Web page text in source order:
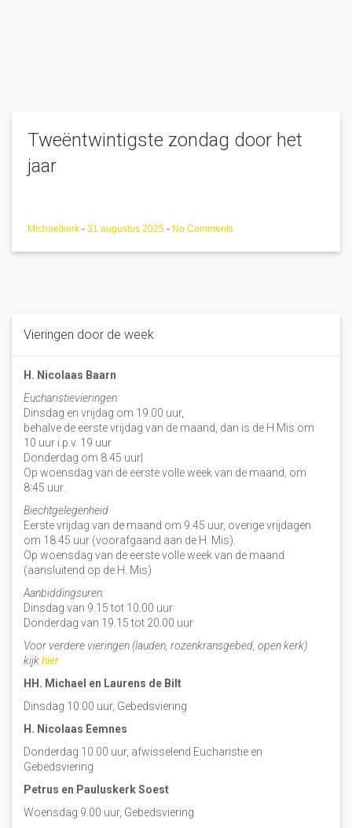
Tweëntwintigste zondag door het
jaar
Michaelkerk - 31 augustus 2025 - No Comments
Vieringen door de week
H. Nicolaas Baarn
Eucharistievieringen:
Dinsdag en vrijdag om 19.00 uur,
behalve de eerste vrijdag van de maand, dan is de H Mis om
10 uur i.p.v. 19 uur
Donderdag om 8.45 uur|
Op woensdag van de eerste volle week van de maand, om
8:45 uur.
Biechtgelegenheid
Eerste vrijdag van de maand om 9.45 uur, overige vrijdagen
om 18.45 uur (voorafgaand aan de H. Mis).
Op woensdag van de eerste volle week van de maand
(aansluitend op de H. Mis)
Aanbiddingsuren:
Dinsdag van 9.15 tot 10.00 uur
Donderdag van 19.15 tot 20.00 uur
Voor verdere vieringen (lauden, rozenkransgebed, open kerk)
kijkhier
HH. Michael en Laurens de Bilt
Dinsdag 10:00 uur, Gebedsviering
H. Nicolaas Eemnes
Donderdag 10.00 uur, afwisselend Eucharistie en
Gebedsviering
Petrus en Pauluskerk Soest
Woensdag 9.00 uur, Gebedsviering